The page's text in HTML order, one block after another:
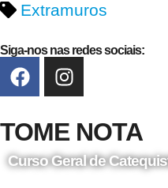
Extramuros
Siga-nos nas redes sociais:
TOME NOTA
Curso Geral de